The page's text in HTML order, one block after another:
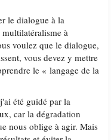
le dialogue à la
à
voulez que le dialogue,
vous devez y mettre
le « langage de la
été guidé par la
car la dégradation
nous oblige à agir. Mais